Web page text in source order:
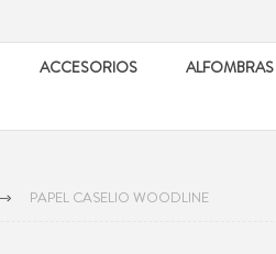
ACCESORIOS ALFOMBRAS
PAPEL CASELIO WOODLINE